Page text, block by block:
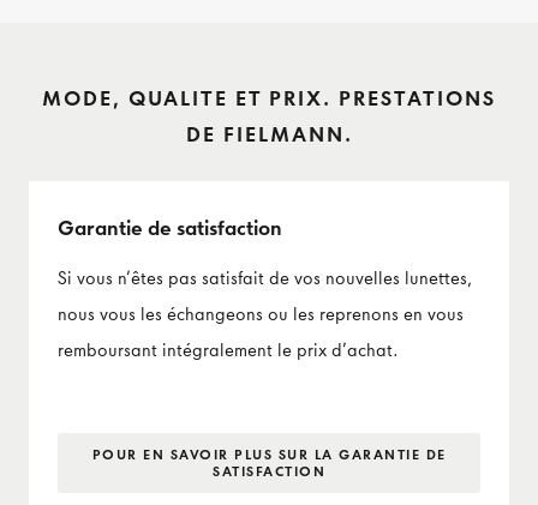
MODE, QUALITE ET PRIX. PRESTATIONS
DE FIELMANN.
Garantie de satisfaction
Si vous n’êtes pas satisfait de vos nouvelles lunettes,
nous vous les échangeons ou les reprenons en vous
remboursant intégralement le prix d’achat.
POUR EN SAVOIR PLUS SUR LA GARANTIE DE
SATISFACTION